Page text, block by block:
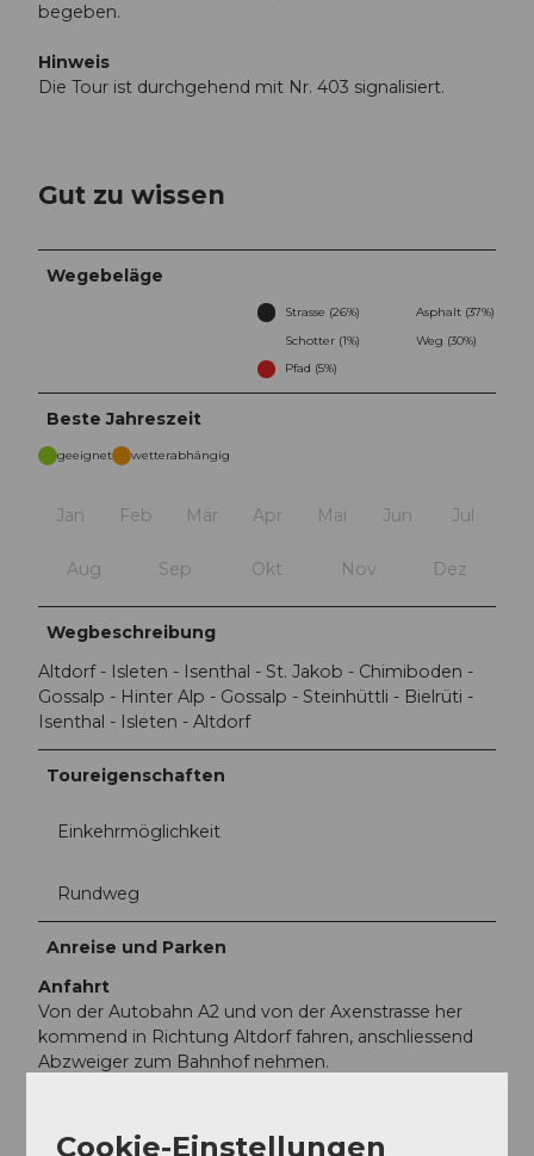
begeben.
Hinweis
Die Tour ist durchgehend mit Nr. 403 signalisiert.
Gut zu wissen
Wegebeläge
Strasse (26%)
Asphalt (37%)
Schotter (1%)
Weg (30%)
Pfad (5%)
Beste Jahreszeit
geeignet wetterabhängig
Jan Feb Mär Apr Mai Jun Jul
Aug Sep Okt Nov Dez
Wegbeschreibung
Altdorf - Isleten - Isenthal - St. Jakob - Chimiboden -
Gossalp - Hinter Alp - Gossalp - Steinhüttli - Bielrüti -
Isenthal - Isleten - Altdorf
Toureigenschaften
Einkehrmöglichkeit
Rundweg
Anreise und Parken
Anfahrt
Von der Autobahn A2 und von der Axenstrasse her
kommend in Richtung Altdorf fahren, anschliessend
Abzweiger zum Bahnhof nehmen.
Cookie-Einstellungen